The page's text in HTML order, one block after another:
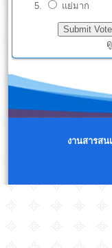
แย่มาก
งานสารสน